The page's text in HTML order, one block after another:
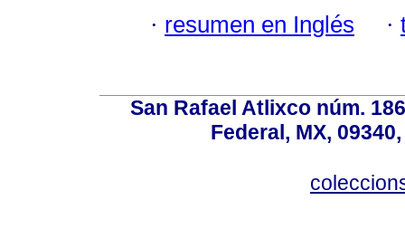
· resumen en Inglés ·
San Rafael Atlixco núm.
Federal, MX,